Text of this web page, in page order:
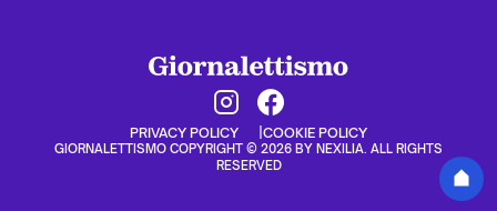
PRIVACY POLICY COOKIE POLICY
GIORNALETTISMO COPYRIGHT © 2026 BY NEXILIA. ALL RIGHTS
RESERVED